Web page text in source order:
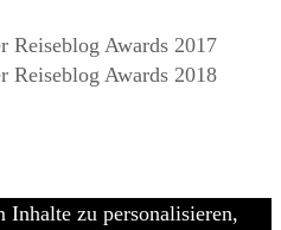
Reiseblog Awards 2017
Reiseblog Awards 2018
zu personalisieren,